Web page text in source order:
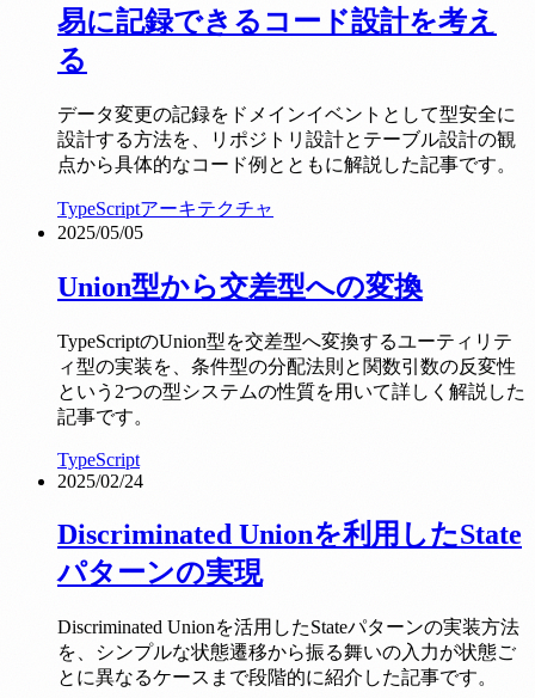
易に記録できるコード設計を考え
る
データ変更の記録をドメインイベントとして型安全に
設計する方法を、リポジトリ設計とテーブル設計の観
点から具体的なコード例とともに解説した記事です。
TypeScriptアーキテクチャ
2025/05/05
Union型から交差型への変換
TypeScriptのUnion型を交差型へ変換するユーティリテ
ィ型の実装を、条件型の分配法則と関数引数の反変性
という2つの型システムの性質を用いて詳しく解説した
記事です。
TypeScript
2025/02/24
Discriminated Unionを利用したState
パターンの実現
Discriminated Unionを活用したStateパターンの実装方法
を、シンプルな状態遷移から振る舞いの入力が状態ご
とに異なるケースまで段階的に紹介した記事です。